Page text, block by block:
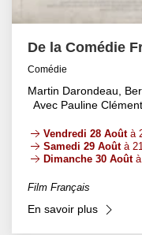
De la Comédie
Comédie
Martin Darondeau,
Avec Pauline
Vendredi 28 Aoûtà
Samedi 29 Aoûtà
Dimanche 30 Aoûtà
Film Français
En savoir plus